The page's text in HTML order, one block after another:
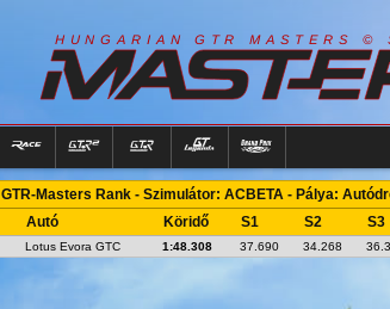
H U N G A R I A N G T R M A S T E R S ©
GTR-Masters Rank - Szimulátor: ACBETA - Pálya:
Autó Köridő S1 S2 S3
Lotus Evora GTC 1:48.308 37.690 34.268